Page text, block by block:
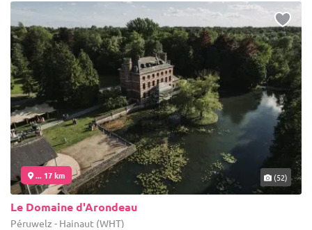
... 17 km (52)
Le Domaine d'Arondeau
Péruwelz - Hainaut (WHT)